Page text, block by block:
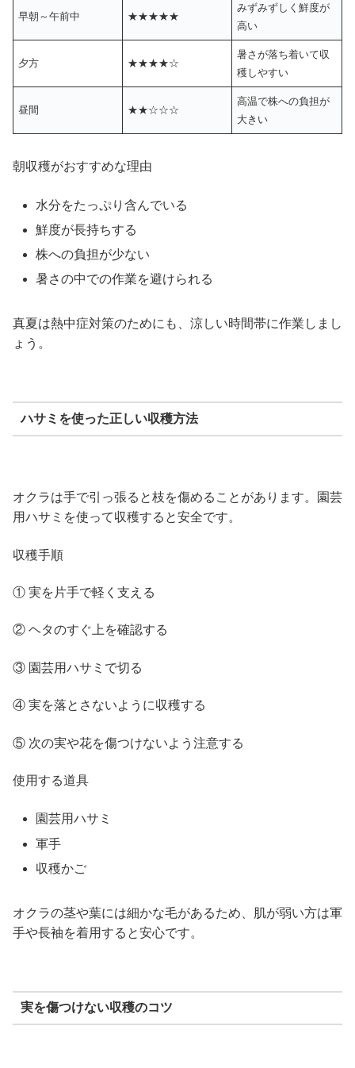
早朝～午前中 ★★★★★
みずみずしく鮮度が
高い
夕方 ★★★★☆
暑さが落ち着いて収
穫しやすい
昼間 ★★☆☆☆
高温で株への負担が
大きい
朝収穫がおすすめな理由
水分をたっぷり含んでいる
鮮度が長持ちする
株への負担が少ない
暑さの中での作業を避けられる
真夏は熱中症対策のためにも、涼しい時間帯に作業しまし
ょう。
ハサミを使った正しい収穫方法
オクラは手で引っ張ると枝を傷めることがあります。園芸
用ハサミを使って収穫すると安全です。
収穫手順
① 実を片手で軽く支える
② ヘタのすぐ上を確認する
③ 園芸用ハサミで切る
④ 実を落とさないように収穫する
⑤ 次の実や花を傷つけないよう注意する
使用する道具
園芸用ハサミ
軍手
収穫かご
オクラの茎や葉には細かな毛があるため、肌が弱い方は軍
手や長袖を着用すると安心です。
実を傷つけない収穫のコツ